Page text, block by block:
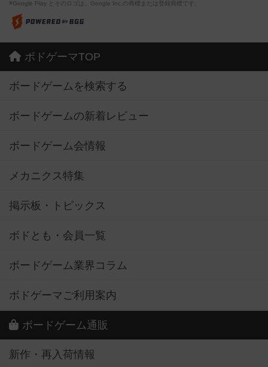
※Google Play とそのロゴは、Google Inc.の商標または登録商標です。
ボドゲーマTOP
ボードゲームを検索する
ボードゲームの新着レビュー
ボードゲーム会情報
メカニクス特集
掲示板・トピックス
ボドとも・会員一覧
ボードゲーム業界コラム
ボドゲーマご利用案内
ボードゲーム通販
新作・再入荷情報